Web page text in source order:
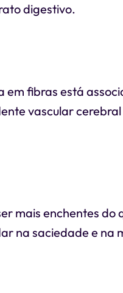
digestivo.
em fibras está
vascular
mais enchentes do
na saciedade e na